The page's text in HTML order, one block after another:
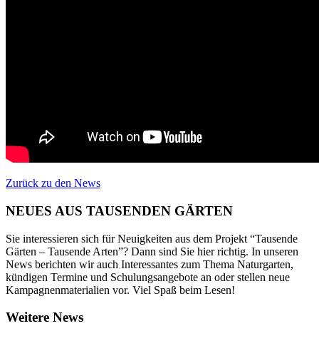
Zurück zu den News
NEUES AUS TAUSENDEN GÄRTEN
Sie interessieren sich für Neuigkeiten aus dem Projekt “Tausende
Gärten – Tausende Arten”? Dann sind Sie hier richtig. In unseren
News berichten wir auch Interessantes zum Thema Naturgarten,
kündigen Termine und Schulungsangebote an oder stellen neue
Kampagnenmaterialien vor. Viel Spaß beim Lesen!
Weitere News